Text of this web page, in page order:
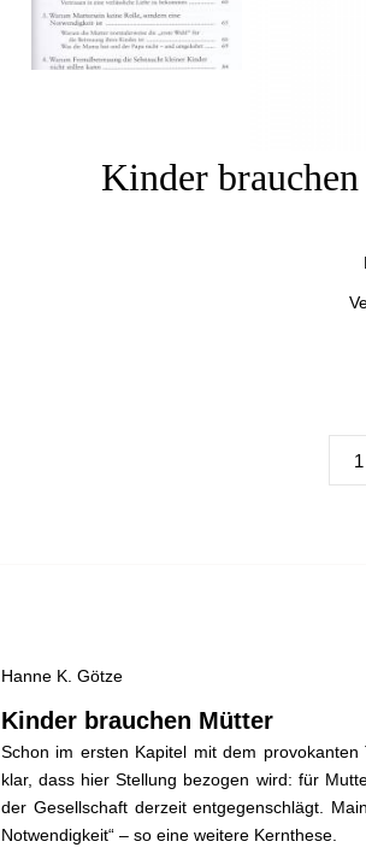
Kinder
Hanne K. Götze
Kinder brauchen Mütter
Schon im ersten Kapitel mit dem provokanten
klar, dass hier Stellung bezogen wird: für
der Gesellschaft derzeit entgegenschlägt.
Notwendigkeit“ – so eine weitere Kernthese.